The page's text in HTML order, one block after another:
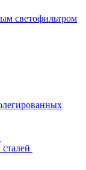
светофильтром